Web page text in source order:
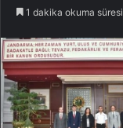
1 dakika okuma süresi